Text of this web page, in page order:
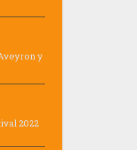
y
2022